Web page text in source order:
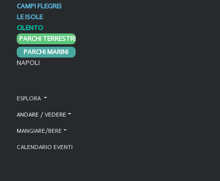
CAMPI FLEGREI
LE ISOLE
CILENTO
PARCHI TERRESTRI
PARCHI MARINI
NAPOLI
ESPLORA
ANDARE / VEDERE
MANGIARE/BERE
CALENDARIO EVENTI